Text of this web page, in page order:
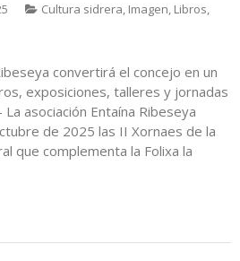
Cultura sidrera, Imagen, Libros,
convertirá el concejo en un
exposiciones, talleres y jornadas
La asociación Entaína Ribeseya
de 2025 las II Xornaes de la
que complementa la Folixa la